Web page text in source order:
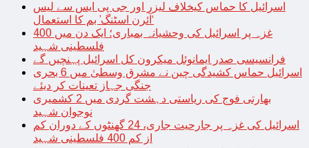
اسرائیل کا حماس کیخلاف لیزر اور جی پی ایس سے لیس
‘آئرن اسٹنگ’ بم کا استعمال
غزہ پر اسرائیل کی وحشیانہ بمباری؛ ایک دن میں 400
فلسطینی شہید
فرانسیسی صدر ایمانوئل میکرون کل اسرائیل پہنچیں گے
اسرائیل حماس کشیدگی چین نے مشرق وسطیٰ میں 6 بحری
جنگی جہاز تعینات کر دیئے
بھارتی فوج کی ریاستی دہشت گردی میں 2 کشمیری
نوجوان شہید
اسرائیل کی غزہ پر جارحیت جاری، 24 گھنٹوں کے دوران کم
از کم 400 فلسطینی شہید